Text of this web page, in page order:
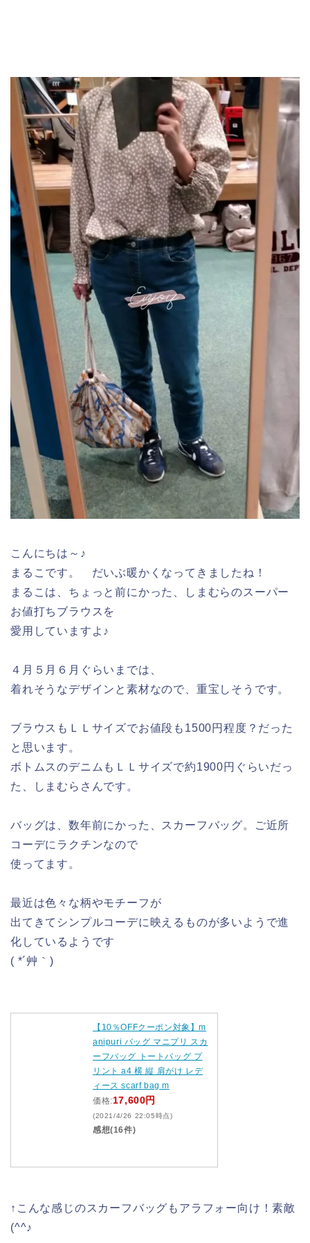
こんにちは～♪
まるこです。 だいぶ暖かくなってきましたね！
まるこは、ちょっと前にかった、しまむらのスーパー
お値打ちブラウスを
愛用していますよ♪
４月５月６月ぐらいまでは、
着れそうなデザインと素材なので、重宝しそうです。
ブラウスもＬＬサイズでお値段も1500円程度？だった
と思います。
ボトムスのデニムもＬＬサイズで約1900円ぐらいだっ
た、しまむらさんです。
バッグは、数年前にかった、スカーフバッグ。ご近所
コーデにラクチンなので
使ってます。
最近は色々な柄やモチーフが
出てきてシンプルコーデに映えるものが多いようで進
化しているようです
( *´艸｀)
【10％OFFクーポン対象】m
anipuri バッグ マニプリ スカ
ーフバッグ トートバッグ プ
リント a4 横 縦 肩がけ レデ
ィース scarf bag m
価格:17,600円
(2021/4/26 22:05時点)
感想(16件)
↑こんな感じのスカーフバッグもアラフォー向け！素敵
(^^♪